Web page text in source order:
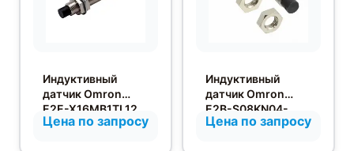
Индуктивный
датчик Omron
E2E-X16MB1TL12
2M
Цена по запросу
Индуктивный
датчик Omron
E2B-S08KN04-
MC-C1
Цена по запросу